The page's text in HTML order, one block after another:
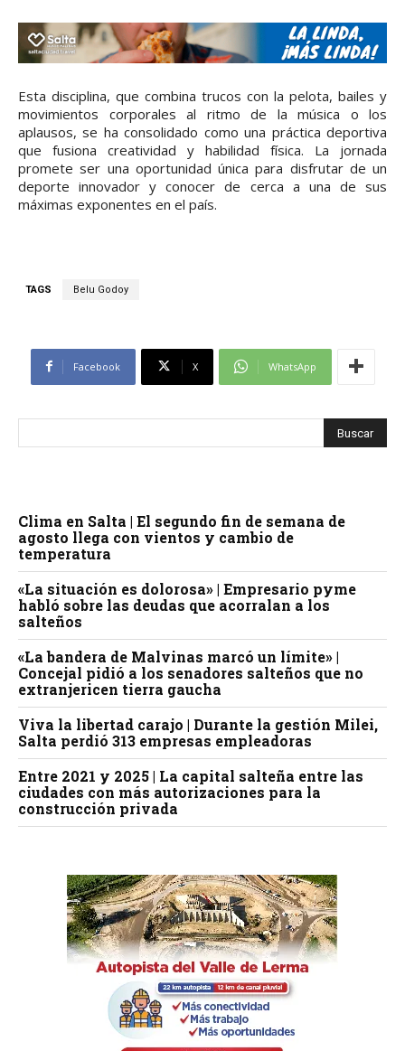
Esta disciplina, que combina trucos con la pelota, bailes y
movimientos corporales al ritmo de la música o los
aplausos, se ha consolidado como una práctica deportiva
que fusiona creatividad y habilidad física. La jornada
promete ser una oportunidad única para disfrutar de un
deporte innovador y conocer de cerca a una de sus
máximas exponentes en el país.
TAGS Belu Godoy
Facebook X WhatsApp
Clima en Salta | El segundo fin de semana de
agosto llega con vientos y cambio de
temperatura
«La situación es dolorosa» | Empresario pyme
habló sobre las deudas que acorralan a los
salteños
«La bandera de Malvinas marcó un límite» |
Concejal pidió a los senadores salteños que no
extranjericen tierra gaucha
Viva la libertad carajo | Durante la gestión Milei,
Salta perdió 313 empresas empleadoras
Entre 2021 y 2025 | La capital salteña entre las
ciudades con más autorizaciones para la
construcción privada